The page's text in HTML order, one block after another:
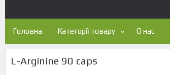
Головна Категорії товару О нас
L-Arginine 90 caps